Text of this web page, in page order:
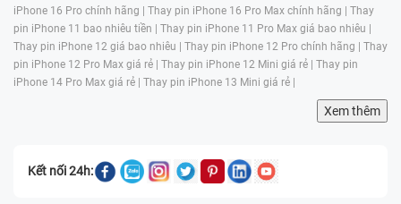
iPhone 16 Pro chính hãng | Thay pin iPhone 16 Pro Max chính hãng | Thay
pin iPhone 11 bao nhiêu tiền | Thay pin iPhone 11 Pro Max giá bao nhiêu |
Thay pin iPhone 12 giá bao nhiêu | Thay pin iPhone 12 Pro chính hãng | Thay
pin iPhone 12 Pro Max giá rẻ | Thay pin iPhone 12 Mini giá rẻ | Thay pin
iPhone 14 Pro Max giá rẻ | Thay pin iPhone 13 Mini giá rẻ |
Xem thêm
Kết nối 24h: